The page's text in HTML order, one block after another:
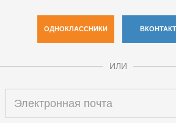
ОДНОКЛАССНИКИ
ИЛИ